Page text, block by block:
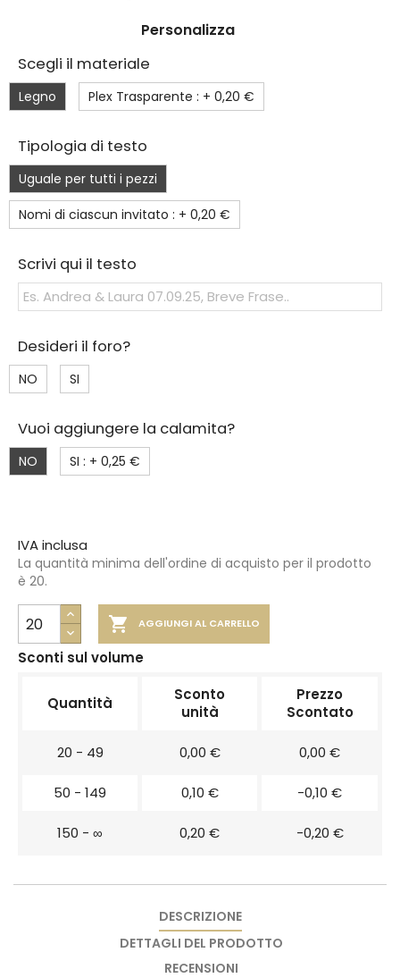
Personalizza
Scegli il materiale
Legno Plex Trasparente : + 0,20 €
Tipologia di testo
Uguale per tutti i pezzi
Nomi di ciascun invitato : + 0,20 €
Scrivi qui il testo
Desideri il foro?
NO SI
Vuoi aggiungere la calamita?
NO SI : + 0,25 €
 AGGIUNGI AL CARRELLO
IVA inclusa
La quantità minima dell'ordine di acquisto per il prodotto
è 20.
Sconti sul volume
Quantità
Sconto
unità
Prezzo
Scontato
20 - 49 0,00 € 0,00 €
50 - 149 0,10 € -0,10 €
150 - ∞ 0,20 € -0,20 €
DESCRIZIONE
DETTAGLI DEL PRODOTTO
RECENSIONI